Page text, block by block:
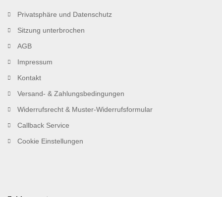
Privatsphäre und Datenschutz
Sitzung unterbrochen
AGB
Impressum
Kontakt
Versand- & Zahlungsbedingungen
Widerrufsrecht & Muster-Widerrufsformular
Callback Service
Cookie Einstellungen